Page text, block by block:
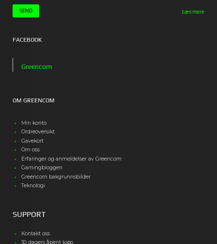
Læs mere
FACEBOOK
Greencom
OM GREENCOM
Min konto
Ordreoversikt
Gavekort
Om oss
Erfaringer og anmeldelser av Greencom
Gamingbloggen
Greencom bakgrunnsbilder
Teknologi
SUPPORT
Kontakt oss
30 dagers åpent kjøp